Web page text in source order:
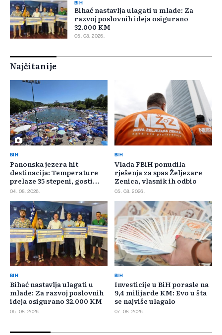
BIH
Bihać nastavlja ulagati u mlade: Za
razvoj poslovnih ideja osigurano
32.000 KM
05. 08. 2026.
Najčitanije
BIH
Panonska jezera hit
destinacija: Temperature
prelaze 35 stepeni, gosti
pristižu iz cijele regije
04. 08. 2026.
BIH
Vlada FBiH ponudila
rješenja za spas Željezare
Zenica, vlasnik ih odbio
05. 08. 2026.
BIH
Bihać nastavlja ulagati u
mlade: Za razvoj poslovnih
ideja osigurano 32.000 KM
05. 08. 2026.
BIH
Investicije u BiH porasle na
9,4 milijarde KM: Evo u šta
se najviše ulagalo
07. 08. 2026.